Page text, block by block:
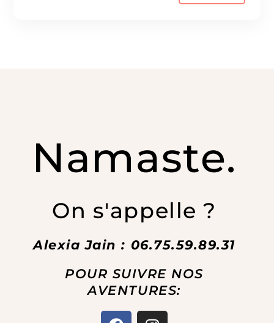
Namaste.
On s'appelle ?
Alexia Jain : 06.75.59.89.31
POUR SUIVRE NOS
AVENTURES:
F
I